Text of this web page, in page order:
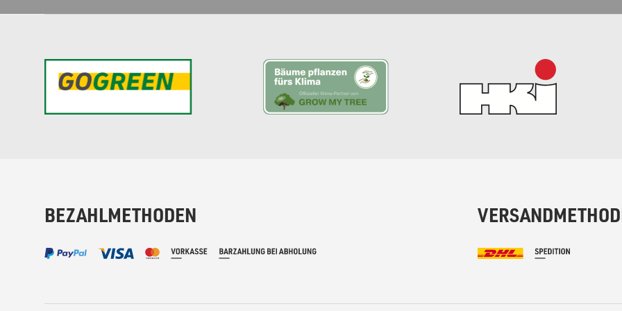
BEZAHLMETHODEN